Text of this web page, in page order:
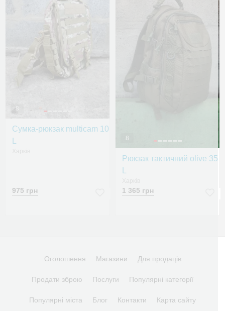
8
Сумка-рюкзак multicam 10
975 грн
8
Рюкзак тактичний olive 35
1 365 грн
Оголошення Магазини Для продаців
Продати зброю Послуги Популярні категорії
Популярні міста Блог Контакти Карта сайту